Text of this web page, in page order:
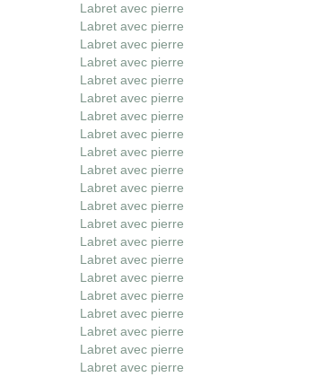
Labret avec pierre
Labret avec pierre
Labret avec pierre
Labret avec pierre
Labret avec pierre
Labret avec pierre
Labret avec pierre
Labret avec pierre
Labret avec pierre
Labret avec pierre
Labret avec pierre
Labret avec pierre
Labret avec pierre
Labret avec pierre
Labret avec pierre
Labret avec pierre
Labret avec pierre
Labret avec pierre
Labret avec pierre
Labret avec pierre
Labret avec pierre